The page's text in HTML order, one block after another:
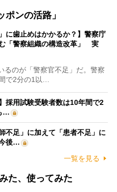
ンの活路」
に歯止めはかかるか？】警察庁
「警察組織の構造改革」 実
のが「警察官不足」だ。警察
で2分の1以…
採用試験受験者数は10年間で2
…
不足」に加えて「患者不足」に
後…
一覧を見る
た、使ってみた